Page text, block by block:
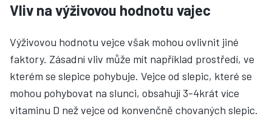
Vliv na výživovou hodnotu vajec
Výživovou hodnotu vejce však mohou ovlivnit jiné
faktory. Zásadní vliv může mít například prostředí, ve
kterém se slepice pohybuje. Vejce od slepic, které se
mohou pohybovat na slunci, obsahují 3-4krát více
vitaminu D než vejce od konvenčně chovaných slepic.